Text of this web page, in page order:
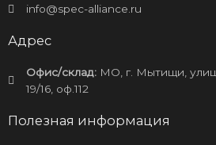
info@spec-alliance.ru
Адрес
Офис/склад:МО, г. Мытищи,
19/16, оф.112
Полезная информация